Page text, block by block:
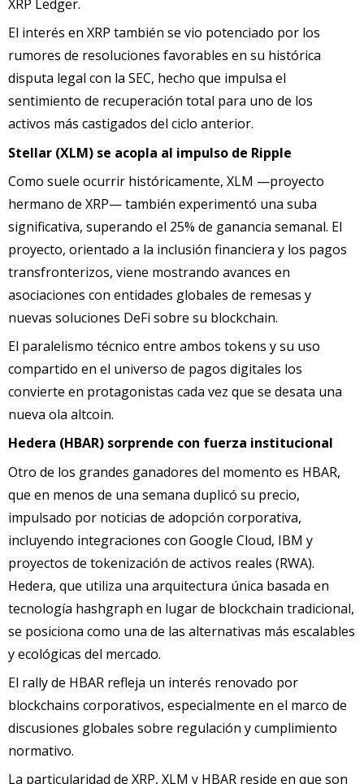
XRP Ledger.
El interés en XRP también se vio potenciado por los
rumores de resoluciones favorables en su histórica
disputa legal con la SEC, hecho que impulsa el
sentimiento de recuperación total para uno de los
activos más castigados del ciclo anterior.
Stellar (XLM) se acopla al impulso de Ripple
Como suele ocurrir históricamente, XLM —proyecto
hermano de XRP— también experimentó una suba
significativa, superando el 25% de ganancia semanal. El
proyecto, orientado a la inclusión financiera y los pagos
transfronterizos, viene mostrando avances en
asociaciones con entidades globales de remesas y
nuevas soluciones DeFi sobre su blockchain.
El paralelismo técnico entre ambos tokens y su uso
compartido en el universo de pagos digitales los
convierte en protagonistas cada vez que se desata una
nueva ola altcoin.
Hedera (HBAR) sorprende con fuerza institucional
Otro de los grandes ganadores del momento es HBAR,
que en menos de una semana duplicó su precio,
impulsado por noticias de adopción corporativa,
incluyendo integraciones con Google Cloud, IBM y
proyectos de tokenización de activos reales (RWA).
Hedera, que utiliza una arquitectura única basada en
tecnología hashgraph en lugar de blockchain tradicional,
se posiciona como una de las alternativas más escalables
y ecológicas del mercado.
El rally de HBAR refleja un interés renovado por
blockchains corporativos, especialmente en el marco de
discusiones globales sobre regulación y cumplimiento
normativo.
La particularidad de XRP, XLM y HBAR reside en que son